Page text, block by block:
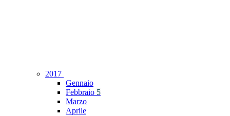
2017
Gennaio
Febbraio 5
Marzo
Aprile